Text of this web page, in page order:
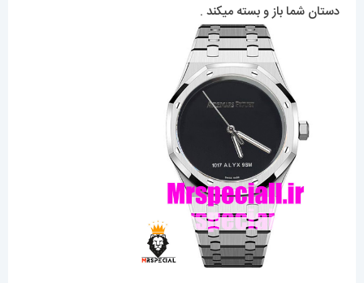
دستان شما باز و بسته میکند .